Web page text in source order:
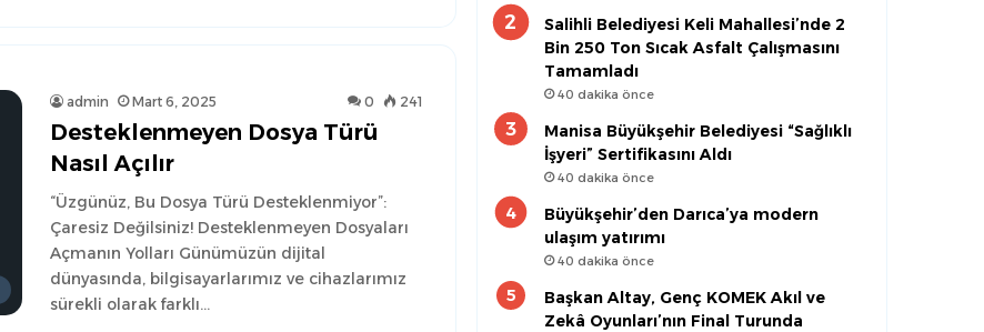
admin Mart 6, 2025 0 241
Desteklenmeyen Dosya Türü
Nasıl Açılır
“Üzgünüz, Bu Dosya Türü Desteklenmiyor”:
Çaresiz Değilsiniz! Desteklenmeyen Dosyaları
Açmanın Yolları Günümüzün dijital
dünyasında, bilgisayarlarımız ve cihazlarımız
sürekli olarak farklı…
Salihli Belediyesi Keli Mahallesi’nde 2
Bin 250 Ton Sıcak Asfalt Çalışmasını
Tamamladı
40 dakika önce
Manisa Büyükşehir Belediyesi “Sağlıklı
İşyeri” Sertifikasını Aldı
40 dakika önce
Büyükşehir’den Darıca’ya modern
ulaşım yatırımı
40 dakika önce
Başkan Altay, Genç KOMEK Akıl ve
Zekâ Oyunları’nın Final Turunda